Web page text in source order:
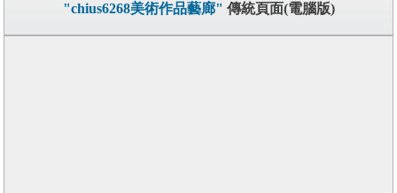
"chius6268美術作品藝廊" 傳統頁面(電腦版)